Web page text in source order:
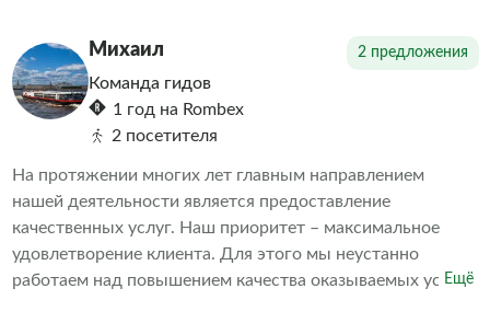
прошлого помогает лучше осознать настоящее.
Михаил 2 предложения
Команда гидов
1 год на Rombex
2 посетителя
На протяжении многих лет главным направлением
нашей деятельности является предоставление
качественных услуг. Наш приоритет – максимальное
удовлетворение клиента. Для этого мы неустанно
работаем над повышением качества оказываемых услуг.
Ещё